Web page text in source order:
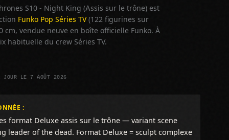
S10 - Night King (Assis sur le trône) est
Funko Pop Séries TV(122 figurines sur
cm, vendue neuve en boîte officielle Funko. À
habituelle du crew Séries TV.
JOUR LE 7 AOÛT 2026
:
format Deluxe assis sur le trône — variant scene
leader of the dead. Format Deluxe = sculpt complexe